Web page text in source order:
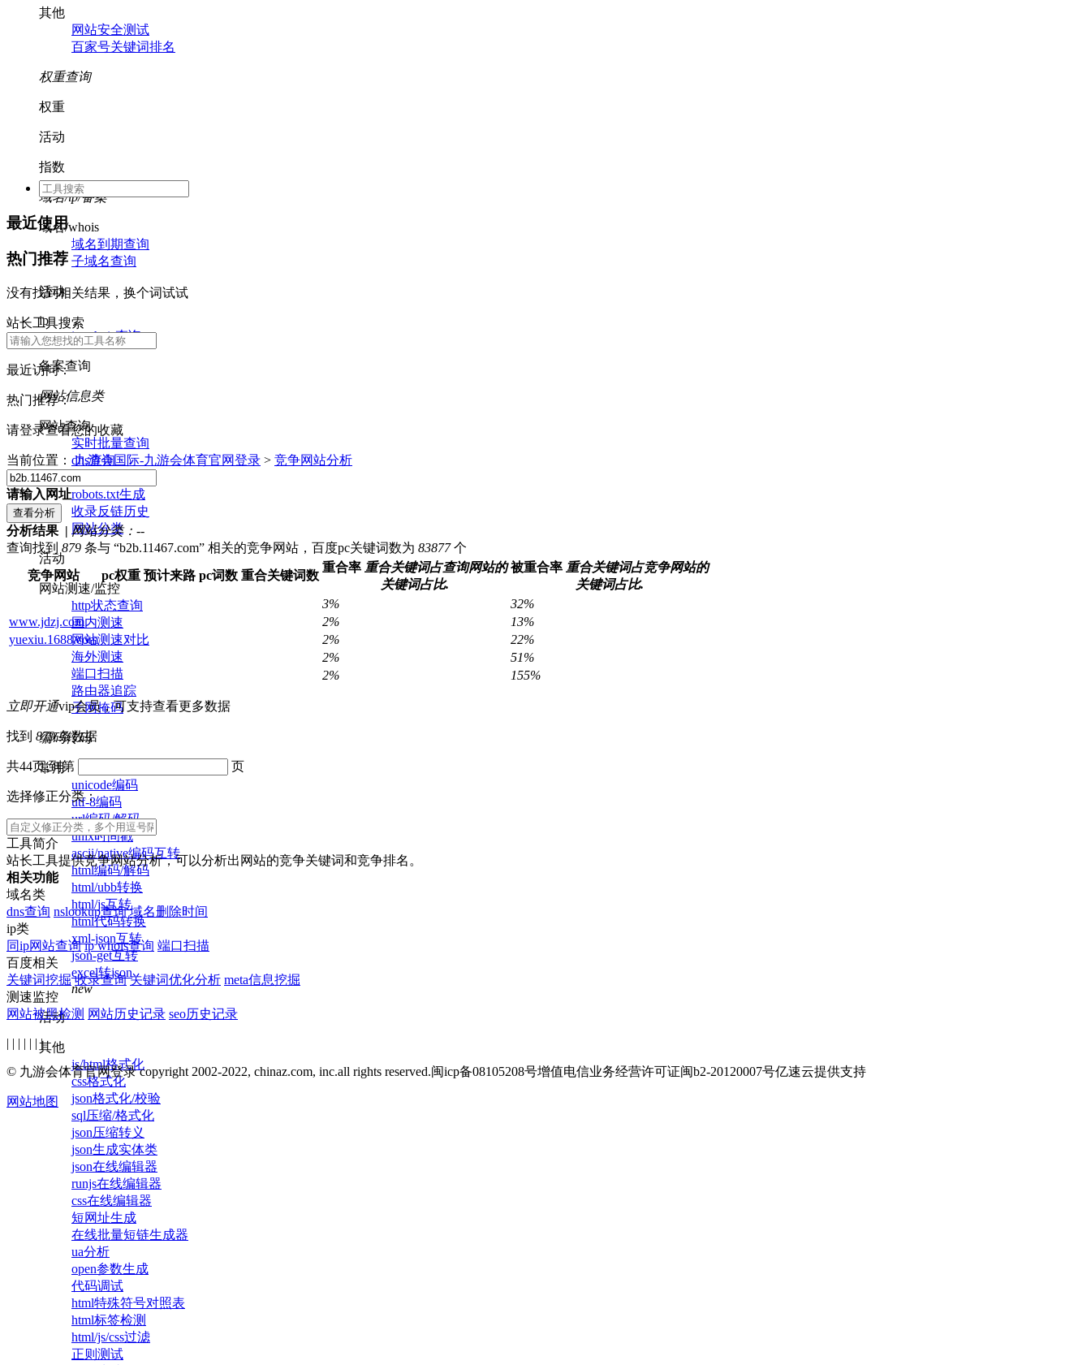
其他
网站安全测试
百家号关键词排名
权重查询
权重
活动
指数
域名/ip/备案
域名/whois
域名到期查询
子域名查询
活动
ip
ip whois查询
备案查询
网站信息类
网站查询
实时批量查询
dns查询
nslookup查询
robots.txt生成
收录反链历史
网站分类
活动
网站测速/监控
http状态查询
国内测速
网站测速对比
海外测速
端口扫描
路由器追踪
子网掩码
编码转码
常用
unicode编码
utf-8编码
url编码/解码
unix时间戳
ascii/native编码互转
html编码/解码
html/ubb转换
html/js互转
html代码转换
xml-json互转
json-get互转
excel转json
new
活动
其他
js/html格式化
css格式化
json格式化/校验
sql压缩/格式化
json压缩转义
json生成实体类
json在线编辑器
runjs在线编辑器
css在线编辑器
短网址生成
在线批量短链生成器
ua分析
open参数生成
代码调试
html特殊符号对照表
html标签检测
html/js/css过滤
正则测试
最近使用
热门推荐
没有找到相关结果，换个词试试
站长工具搜索
最近访问：
热门推荐：
请登录查看您的收藏
当前位置：九游会国际-九游会体育官网登录 > 竞争网站分析
请输入网址
分析结果 | 网站分类： --
查询找到 879 条与 “b2b.11467.com” 相关的竞争网站，百度pc关键词数为 83877个
竞争网站
pc权重 预计来路 pc词数 重合关键词数
重合率 重合关键词占查询网站的
关键词占比.
被重合率 重合关键词占竞争网站的
关键词占比.
3%
32%
www.jdzj.com
2%
13%
yuexiu.1688.com
2%
22%
2%
51%
2%
155%
立即开通vip会员，可支持查看更多数据
找到 879条数据
共44页,到第 页
选择修正分类：
工具简介
站长工具提供竞争网站分析，可以分析出网站的竞争关键词和竞争排名。
相关功能
域名类
dns查询 nslookup查询 域名删除时间
ip类
同ip网站查询 ip whois查询 端口扫描
百度相关
关键词挖掘 收录查询 关键词优化分析 meta信息挖掘
测速监控
网站被黑检测 网站历史记录 seo历史记录
| | | | | | |
© 九游会体育官网登录 copyright 2002-2022, chinaz.com, inc.all rights reserved.闽icp备08105208号增值电信业务经营许可证闽b2-20120007号亿速云提供支持
网站地图